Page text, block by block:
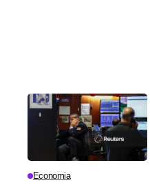
Economia